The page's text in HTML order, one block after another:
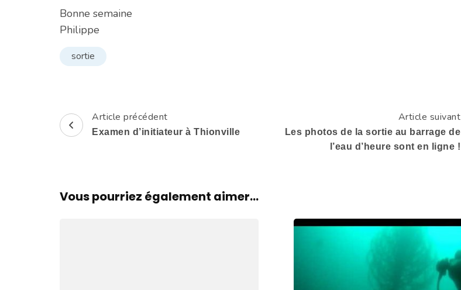
Bonne semaine
Philippe
sortie
Navigation
Article précédent
Examen d’initiateur à Thionville
Article suivant
Les photos de la sortie au barrage de
l’eau d’heure sont en ligne !
Vous pourriez également aimer...